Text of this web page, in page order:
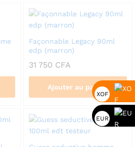
Façonnable Legacy 90ml
edp (marron)
31 750 CFA
Ajouter au panier
XOF
EUR